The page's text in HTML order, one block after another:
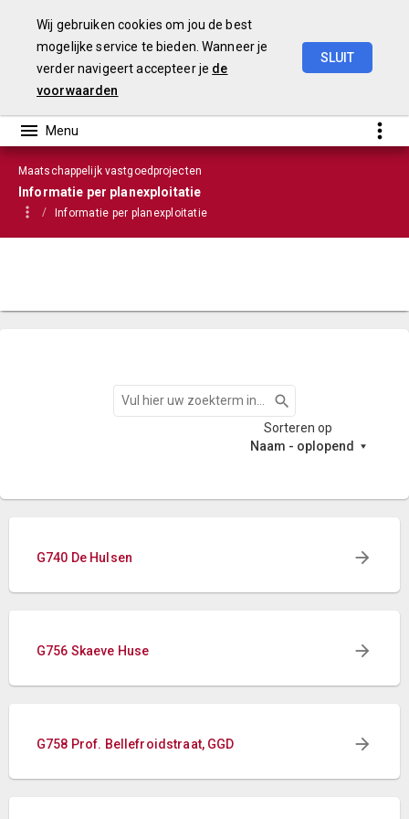
Wij gebruiken cookies om jou de best
mogelijke service te bieden. Wanneer je
verder navigeert accepteer je de
voorwaarden
SLUIT
Maatschappelijk vastgoedprojecten
Informatie per planexploitatie
Informatie per planexploitatie
Zoeken
Sorteren op
Naam - oplopend
G740 De Hulsen
G756 Skaeve Huse
G758 Prof. Bellefroidstraat, GGD